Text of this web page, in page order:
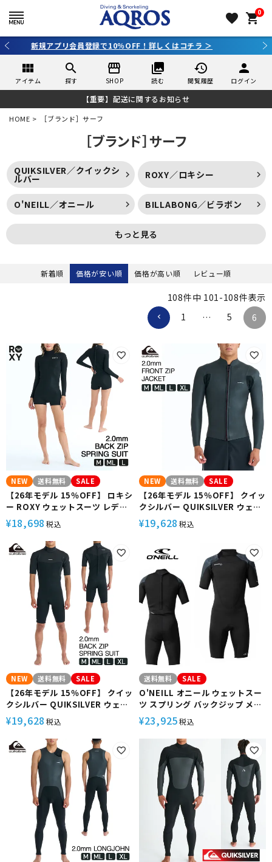
favorite 0
shopping_cart
3,980円（税込）以上のご購入で送料無料！
view_module
アイテム
search
探す
storefront
SHOP
collections
読む
history
閲覧履歴
person
ログイン
【重要】配送に関するお知らせ
HOME ［ブランド］サーフ
［ブランド］サーフ
QUIKSILVER／クイックシ
ルバー ROXY／ロキシー
O'NEILL／オニール BILLABONG／ビラボン
もっと見る
新着順 価格が安い順 価格が高い順 レビュー順
108件中 101-108件表示
1
… 5 6
NEW 送料無料 SALE
【26年モデル 15％OFF】 ロキシ
ー ROXY ウェットスーツ レディ
ース スプリングスーツ 2mm バ
ックジップ フラットロック サー
フィン ダイビング シュノーケリ
ング SUP 2/2 SWELL SERIES
BZ LS SP FLATLOCK
RWT261708
¥18,698 税込
NEW 送料無料 SALE
【26年モデル 15％OFF】 クイッ
クシルバー QUIKSILVER ウェッ
トスーツ メンズ ジャケット フロ
ントジップ 2mm ループストッパ
EVERYDAY SESSIONS 2.0 FZ
LS JKT QWT261706
¥19,628 税込
NEW 送料無料 SALE
【26年モデル 15％OFF】 クイッ
クシルバー QUIKSILVER ウェッ
トスーツ メンズ スプリング バッ
クジップ 2mm/2mm フラットロ
ック 着脱容易 保温 サーフィン
EVERYDAY SESSIONS 2/2 BZ
SP FLATLOCK QWT261710
¥19,628 税込
送料無料 SALE
O'NEILL オニール ウェットスー
ツ スプリング バックジップ メン
ズ 2mm スーパーフリーク サー
フィン ウエットスーツ WSS-
102A3 春 夏 秋
¥23,925税込